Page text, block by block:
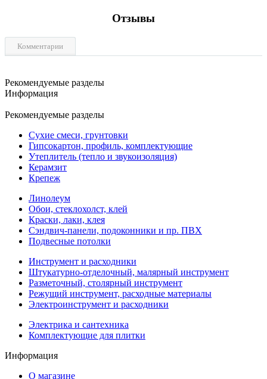
Отзывы
Комментарии
Рекомендуемые разделы
Информация
Рекомендуемые разделы
Сухие смеси, грунтовки
Гипсокартон, профиль, комплектующие
Утеплитель (тепло и звукоизоляция)
Керамзит
Крепеж
Линолеум
Обои, стеклохолст, клей
Краски, лаки, клея
Сэндвич-панели, подоконники и пр. ПВХ
Подвесные потолки
Инструмент и расходники
Штукатурно-отделочный, малярный инструмент
Разметочный, столярный инструмент
Режущий инструмент, расходные материалы
Электроинструмент и расходники
Электрика и сантехника
Комплектующие для плитки
Информация
О магазине